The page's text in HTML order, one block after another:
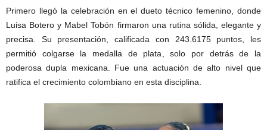
Primero llegó la celebración en el dueto técnico femenino, donde
Luisa Botero y Mabel Tobón firmaron una rutina sólida, elegante y
precisa. Su presentación, calificada con 243.6175 puntos, les
permitió colgarse la medalla de plata, solo por detrás de la
poderosa dupla mexicana. Fue una actuación de alto nivel que
ratifica el crecimiento colombiano en esta disciplina.